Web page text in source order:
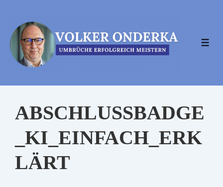
Inhalt
ABSCHLUSSBADGE
_KI_EINFACH_ERK
LÄRT